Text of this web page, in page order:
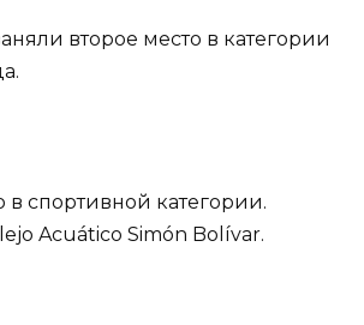
второе место в категории
в спортивной категории.
Acuático Simón Bolívar.